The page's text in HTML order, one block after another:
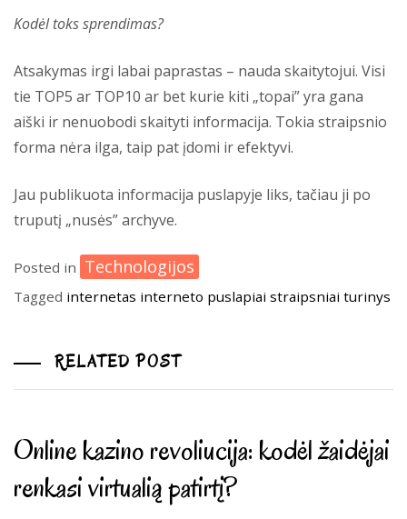
Kodėl toks sprendimas?
Atsakymas irgi labai paprastas – nauda skaitytojui. Visi
tie TOP5 ar TOP10 ar bet kurie kiti „topai” yra gana
aiški ir nenuobodi skaityti informacija. Tokia straipsnio
forma nėra ilga, taip pat įdomi ir efektyvi.
Jau publikuota informacija puslapyje liks, tačiau ji po
truputį „nusės” archyve.
Posted in Technologijos
Tagged internetas interneto puslapiai straipsniai turinys
RELATED POST
Online kazino revoliucija: kodėl žaidėjai
renkasi virtualią patirtį?